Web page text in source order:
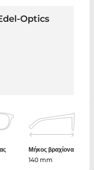
Optics
Μήκος βραχίονα
140 mm